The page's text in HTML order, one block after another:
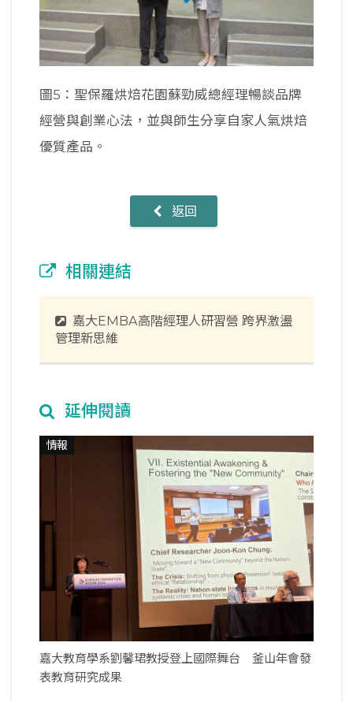
圖5：聖保羅烘焙花園蘇勁威總經理暢談品牌
經營與創業心法，並與師生分享自家人氣烘焙
優質產品。
返回
相關連結
嘉大EMBA高階經理人研習營 跨界激盪
管理新思維
延伸閱讀
情報
嘉大教育學系劉馨珺教授登上國際舞台 釜山年會發
表教育研究成果